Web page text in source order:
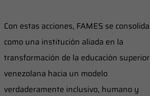
Con estas acciones, FAMES se consolida
como una institución aliada en la
transformación de la educación superior
venezolana hacia un modelo
verdaderamente inclusivo, humano y